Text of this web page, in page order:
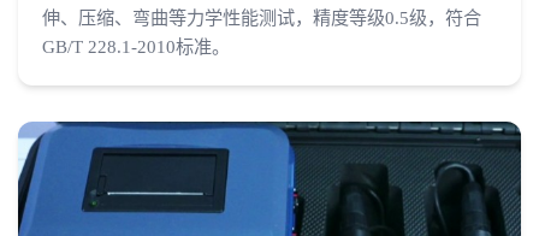
伸、压缩、弯曲等力学性能测试，精度等级0.5级，符合
GB/T 228.1-2010标准。